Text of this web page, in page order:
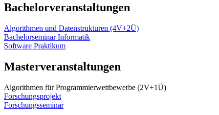
Bachelorveranstaltungen
Algorithmen und Datenstrukturen (4V+2Ü)
Bachelorseminar Informatik
Software Praktikum
Masterveranstaltungen
Algorithmen für Programmierwettbewerbe (2V+1Ü)
Forschungsprojekt
Forschungsseminar